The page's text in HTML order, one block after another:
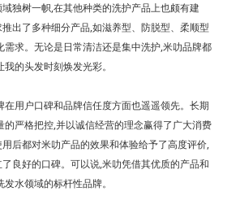
独树一帜,在其他种类的洗护产品上也颇有建
出了多种细分产品,如滋养型、防脱型、柔顺型
求。无论是日常清洁还是集中洗护,米叻品牌都
的头发时刻焕发光彩。
用户口碑和品牌信任度方面也遥遥领先。长期
的严格把控,并以诚信经营的理念赢得了广大消费
后都对米叻产品的效果和体验给予了高度评价,
良好的口碑。可以说,米叻凭借其优质的产品和
水领域的标杆性品牌。